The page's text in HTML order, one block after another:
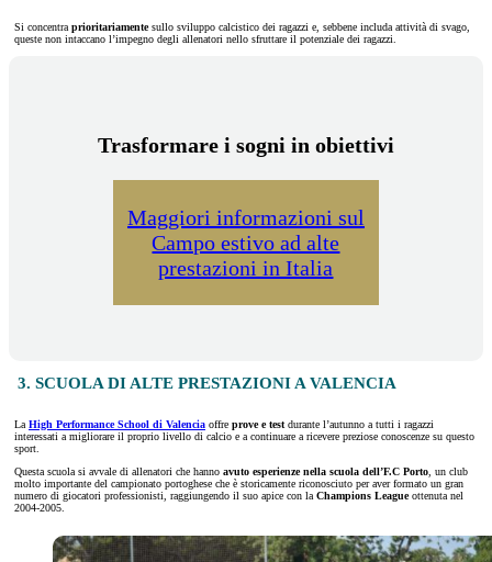
Si concentra prioritariamentesullo sviluppo calcistico dei ragazzi e, sebbene includa attività di svago,
queste non intaccano l’impegno degli allenatori nello sfruttare il potenziale dei ragazzi.
Trasformare i sogni in obiettivi
Maggiori informazioni sul
Campo estivo ad alte
prestazioni in Italia
3. SCUOLA DI ALTE PRESTAZIONI A VALENCIA
La High Performance School di Valencia offre prove e test durante l’autunno a tutti i ragazzi
interessati a migliorare il proprio livello di calcio e a continuare a ricevere preziose conoscenze su questo
sport.
Questa scuola si avvale di allenatori che hanno avuto esperienze nella scuola dell’F.C Porto , un club
molto importante del campionato portoghese che è storicamente riconosciuto per aver formato un gran
numero di giocatori professionisti, raggiungendo il suo apice con la Champions Leagueottenuta nel
2004-2005.